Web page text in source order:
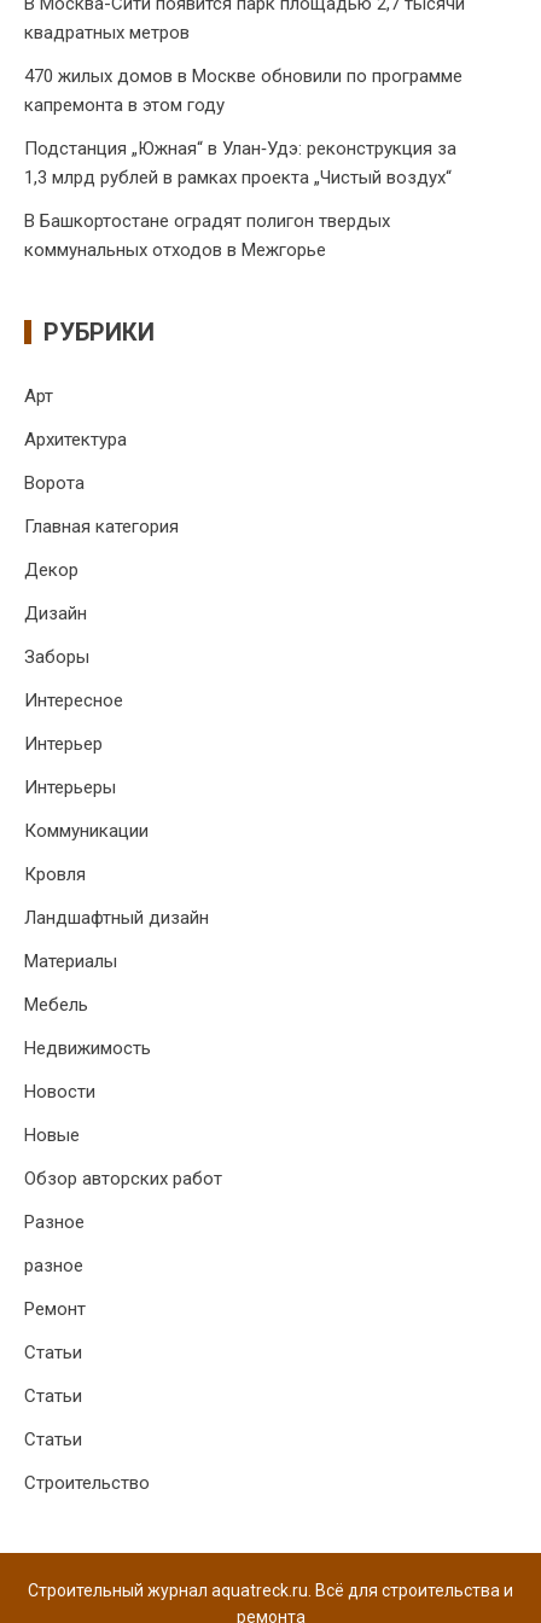
квадратных метров
470 жилых домов в Москве обновили по программе
капремонта в этом году
Подстанция „Южная“ в Улан‑Удэ: реконструкция за
1,3 млрд рублей в рамках проекта „Чистый воздух“
В Башкортостане оградят полигон твердых
коммунальных отходов в Межгорье
РУБРИКИ
Арт
Архитектура
Ворота
Главная категория
Декор
Дизайн
Заборы
Интересное
Интерьер
Интерьеры
Коммуникации
Кровля
Ландшафтный дизайн
Материалы
Мебель
Недвижимость
Новости
Новые
Обзор авторских работ
Разное
разное
Ремонт
Статьи
Статьи
Статьи
Строительство
Строительный журнал aquatreck.ru. Всё для строительства и
ремонта